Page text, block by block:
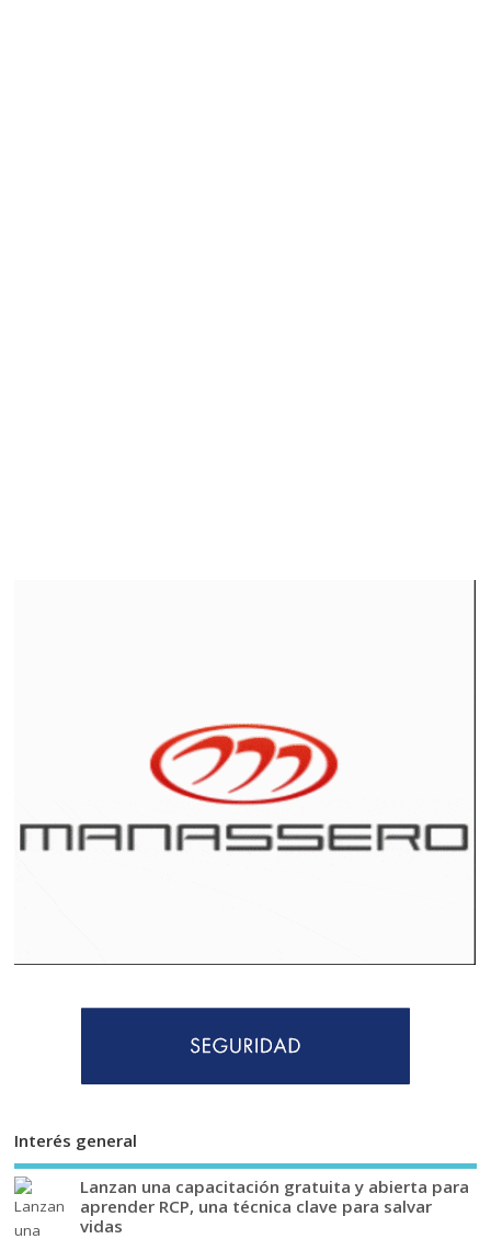
Interés general
Lanzan una capacitación gratuita y abierta para
aprender RCP, una técnica clave para salvar
vidas